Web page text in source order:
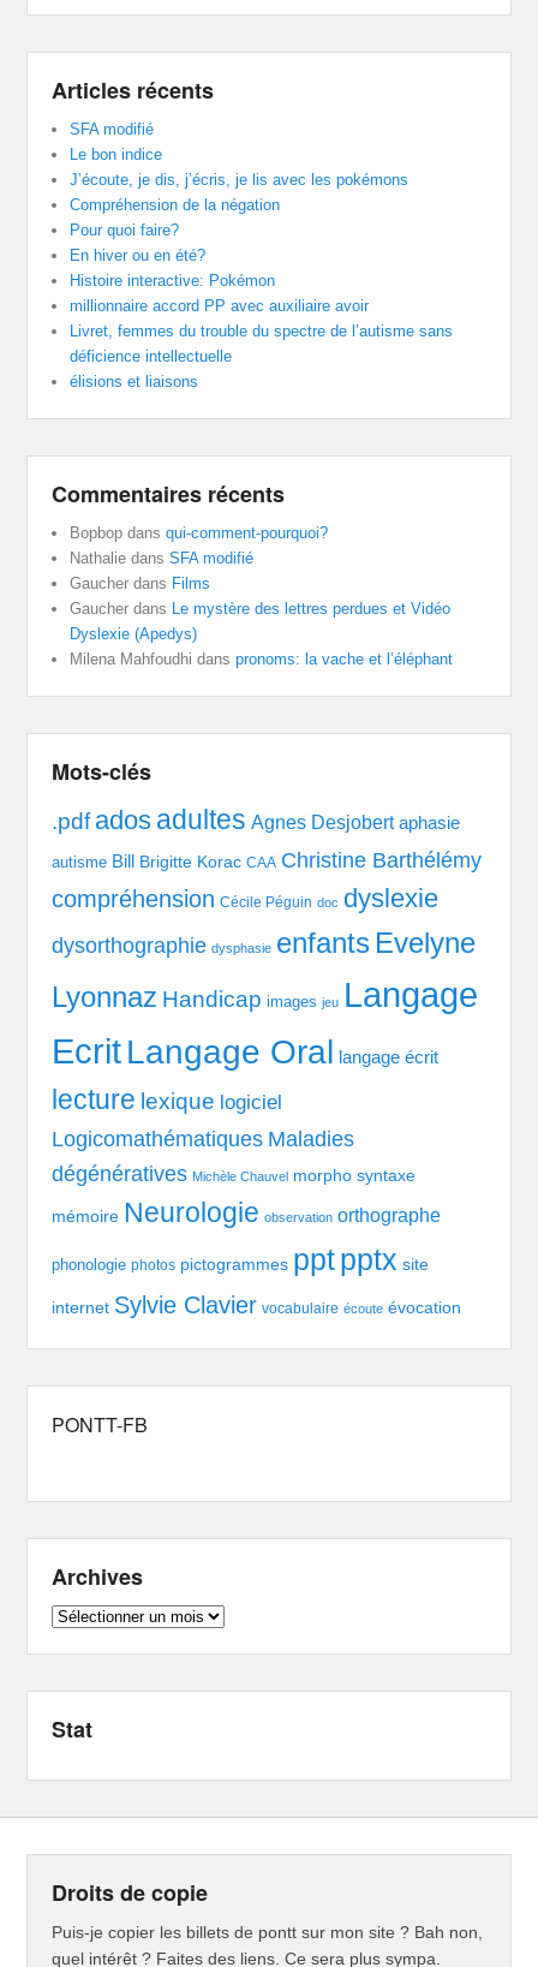
Articles récents
SFA modifié
Le bon indice
J’écoute, je dis, j’écris, je lis avec les pokémons
Compréhension de la négation
Pour quoi faire?
En hiver ou en été?
Histoire interactive: Pokémon
millionnaire accord PP avec auxiliaire avoir
Livret, femmes du trouble du spectre de l’autisme sans
déficience intellectuelle
élisions et liaisons
Commentaires récents
Bopbop dansqui-comment-pourquoi?
Nathalie dansSFA modifié
Gaucher dans Films
Gaucher dans Le mystère des lettres perdues et Vidéo
Dyslexie (Apedys)
Milena Mahfoudhi danspronoms: la vache et l’éléphant
Mots-clés
.pdf ados adultes Agnes Desjobert aphasie
autisme Bill Brigitte Korac CAA Christine Barthélémy
compréhension Cécile Péguin doc dyslexie
dysorthographie dysphasie enfants Evelyne
Lyonnaz Handicap images jeu Langage
EcritLangage Oral langage écrit
lecture lexique logiciel
Logicomathématiques Maladies
dégénératives Michèle Chauvel morpho syntaxe
mémoire Neurologie observation orthographe
phonologie photos pictogrammes pptpptx site
internet Sylvie Clavier vocabulaire écoute évocation
PONTT-FB
Archives
Archives
Stat
Droits de copie
Puis-je copier les billets de pontt sur mon site ? Bah non,
quel intérêt ? Faites des liens. Ce sera plus sympa.